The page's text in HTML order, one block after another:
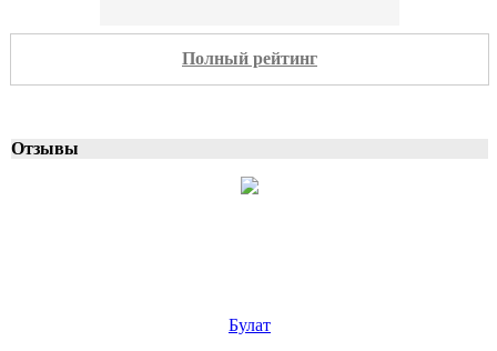
Полный рейтинг
Отзывы
Булат